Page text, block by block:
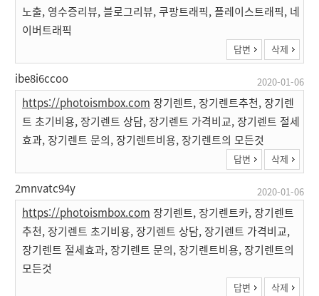
노출, 영수증리뷰, 블로그리뷰, 쿠팡트래픽, 플레이스트래픽, 네
이버트래픽
답변 삭제
ibe8i6ccoo 2020-01-06
https://photoismbox.com 장기렌트, 장기렌트추천, 장기렌
트 초기비용, 장기렌트 상담, 장기렌트 가격비교, 장기렌트 절세
효과, 장기렌트 문의, 장기렌트비용, 장기렌트의 모든것
답변 삭제
2mnvatc94y 2020-01-06
https://photoismbox.com 장기렌트, 장기렌트카, 장기렌트
추천, 장기렌트 초기비용, 장기렌트 상담, 장기렌트 가격비교,
장기렌트 절세효과, 장기렌트 문의, 장기렌트비용, 장기렌트의
모든것
답변 삭제